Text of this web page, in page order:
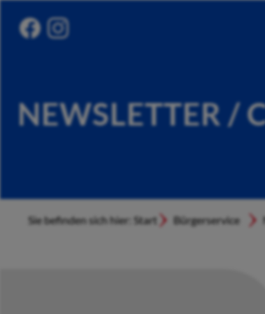
NEWSLETTER /
Sie befinden sich hier: Start Bürgerservice